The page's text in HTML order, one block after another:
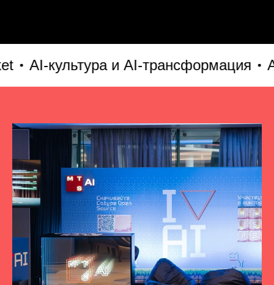
культура и AI-трансформация AI без